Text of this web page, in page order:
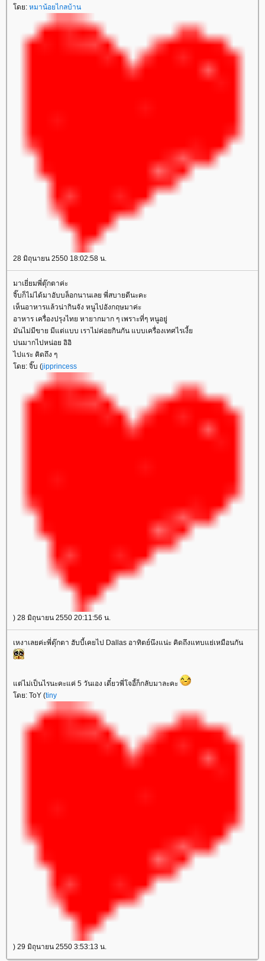
ดย: หมาน้อยไกลบ้าน
28 มิถุนายน 2550 18:02:58 น.
มาเยี่ยมพี่ตุ๊กตาค่ะ
จิ๊บก็ไม่ได้มาอับบล็อกนานเลย พี่สบายดีนะคะ
เห็นอาหารแล้วน่ากินจัง หนูไปอังกฤษมาค่ะ
อาหาร เครื่องปรุงไทย หายากมาก ๆ เพราะที่ๆ หนูอยู่
มันไม่มีขาย มีแต่แบบ เราไม่ค่อยกินกัน แบบเครื่องเทศไรเงี้
บ่นมากไปหน่อย อิอิ
ไปแระ คิดถึง ๆ
ดย: จิ๊บ (jipprincess
) 28 มิถุนายน 2550 20:11:56 น.
เหงาเลยค่ะพี่ตุ๊กตา ฮับบี้เคยไป Dallas อาทิตย์นึงแน่ะ คิดถึงแทบแย่เหมือนกัน
ต่ไม่เป็นไรนะคะแค่ 5 วันเอง เดี๋ยวพี่โจอี้ก็กลับมาละคะ
ดย: ToY (tiny
) 29 มิถุนายน 2550 3:53:13 น.